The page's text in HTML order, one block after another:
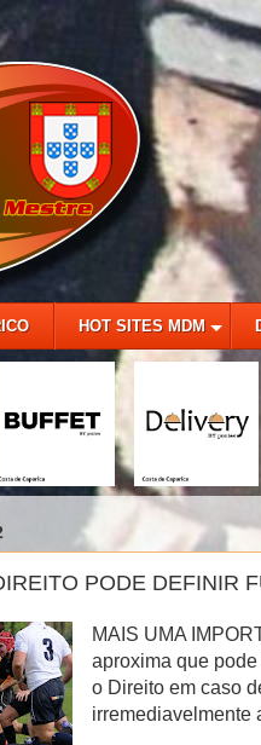
HOT SITES MDM
PODE DEFINIR
MAIS UMA
aproxima que
o Direito em caso
irremediavelmente